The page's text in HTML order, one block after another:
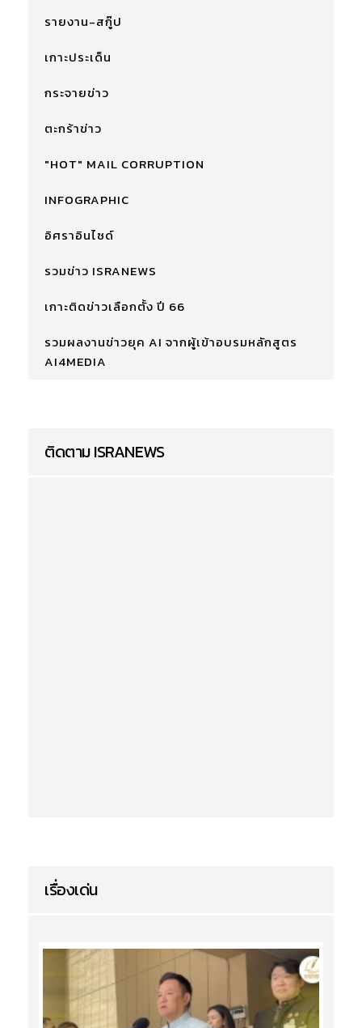
รายงาน-สกู๊ป
เกาะประเด็น
กระจายข่าว
ตะกร้าข่าว
"HOT" MAIL CORRUPTION
INFOGRAPHIC
อิศราอินไซด์
รวมข่าว ISRANEWS
เกาะติดข่าวเลือกตั้ง ปี 66
รวมผลงานข่าวยุค AI จากผู้เข้าอบรมหลักสูตร
AI4MEDIA
ติดตาม ISRANEWS
เรื่องเด่น